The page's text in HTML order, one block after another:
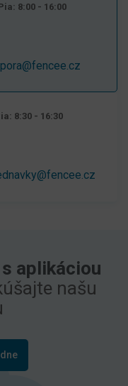
8:00 - 16:00
8:30 - 16:30
aplikáciou
našu